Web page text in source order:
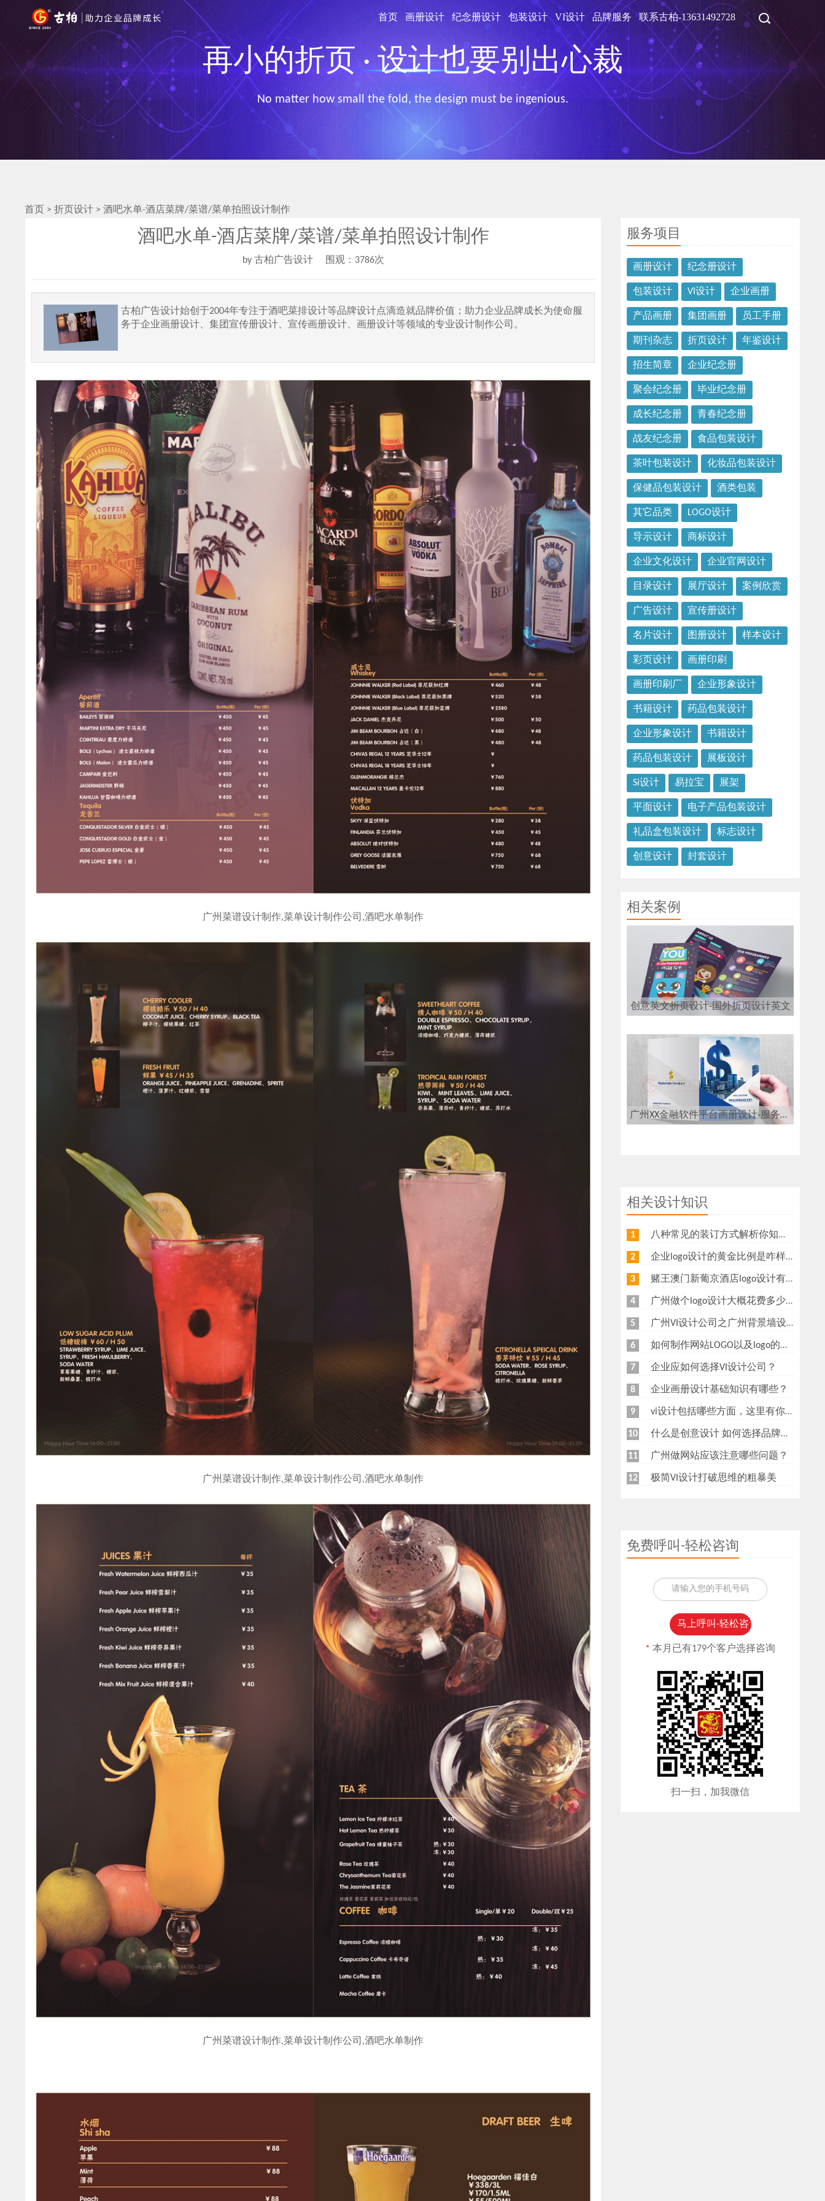
首页 画册设计 纪念册设计 包装设计 VI设计 品牌服务 联系古柏-13631492728
再小的折页 · 设计也要别出心裁
No matter how small the fold, the design must be ingenious.
首页 >折页设计 >酒吧水单-酒店菜牌/菜谱/菜单拍照设计制作
酒吧水单-酒店菜牌/菜谱/菜单拍照设计制作
by 古柏广告设计 围观：3786次
古柏广告设计始创于2004年专注于酒吧菜排设计等品牌设计点滴造就品牌价值；助力企业品牌成长为使命服
务于企业画册设计、集团宣传册设计、宣传画册设计、画册设计等领域的专业设计制作公司。
广州菜谱设计制作,菜单设计制作公司,酒吧水单制作
广州菜谱设计制作,菜单设计制作公司,酒吧水单制作
广州菜谱设计制作,菜单设计制作公司,酒吧水单制作
服务项目
画册设计 纪念册设计
包装设计 VI设计 企业画册
产品画册 集团画册 员工手册
期刊杂志 折页设计 年鉴设计
招生简章 企业纪念册
聚会纪念册 毕业纪念册
成长纪念册 青春纪念册
战友纪念册 食品包装设计
茶叶包装设计 化妆品包装设计
保健品包装设计 酒类包装
其它品类 LOGO设计
导示设计 商标设计
企业文化设计 企业官网设计
目录设计 展厅设计 案例欣赏
广告设计 宣传册设计
名片设计 图册设计 样本设计
彩页设计 画册印刷
画册印刷厂 企业形象设计
书籍设计 药品包装设计
企业形象设计 书籍设计
药品包装设计 展板设计
Si设计 易拉宝 展架
平面设计 电子产品包装设计
礼品盒包装设计 标志设计
创意设计 封套设计
相关案例
创意英文折页设计-国外折页设计英文
广州XX金融软件平台画册设计-服务软件科技平台画册设计公司
相关设计知识
1 八种常见的装订方式解析你知道几种？画册装订方式指南
2 企业logo设计的黄金比例是咋样？
3 赌王澳门新葡京酒店logo设计有什么意义？为什么新葡京酒店logo要做金色主调？
4 广州做个logo设计大概花费多少钱
5 广州VI设计公司之广州背景墙设计多少钱？广州形象墙制作公司怎么收费？
6 如何制作网站LOGO以及logo的重要性
7 企业应如何选择VI设计公司？
8 企业画册设计基础知识有哪些？
9 vi设计包括哪些方面，这里有你想知道的
10 什么是创意设计 如何选择品牌创意设计公司
11 广州做网站应该注意哪些问题？
12 极简VI设计打破思维的粗暴美
免费呼叫-轻松咨询
*本月已有179个客户选择咨询
扫一扫，加我微信